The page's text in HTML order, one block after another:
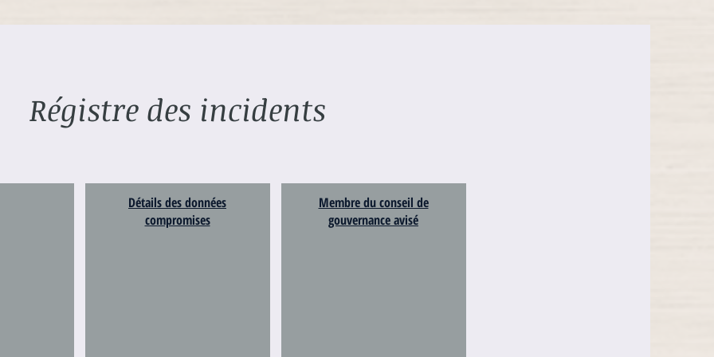
Régistre des incidents
Détails des données
compromises
Membre du conseil de
gouvernance avisé